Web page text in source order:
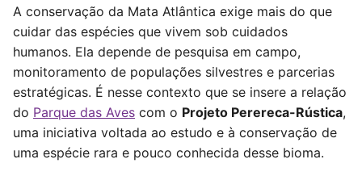
A conservação da Mata Atlântica exige mais do que
cuidar das espécies que vivem sob cuidados
humanos. Ela depende de pesquisa em campo,
monitoramento de populações silvestres e parcerias
estratégicas. É nesse contexto que se insere a relação
do Parque das Aves com o Projeto Perereca-Rústica,
uma iniciativa voltada ao estudo e à conservação de
uma espécie rara e pouco conhecida desse bioma.